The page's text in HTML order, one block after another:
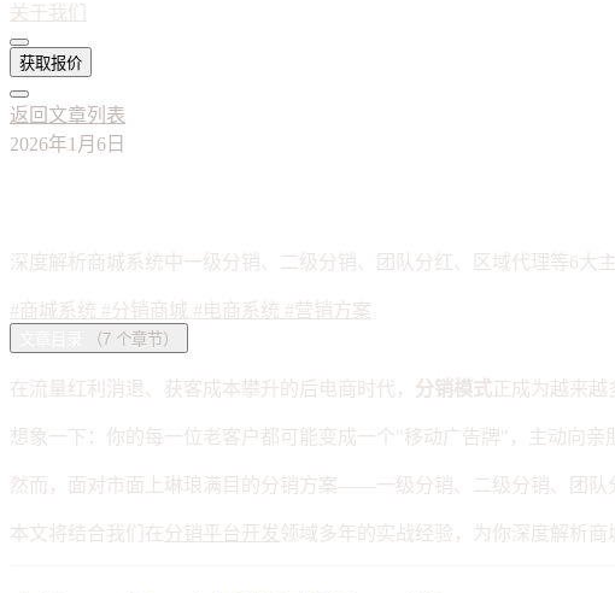
关于我们
获取报价
返回文章列表
2026年1月6日
深度解析商城系统中一级分销、二级分销、团队分红、区域代理等6大
#商城系统 #分销商城 #电商系统 #营销方案
（7 个章节）
在流量红利消退、获客成本攀升的后电商时代， 分销模式正成为越来越
想象一下：你的每一位老客户都可能变成一个"移动广告牌"，主动向
然而，面对市面上琳琅满目的分销方案——一级分销、二级分销、团
本文将结合我们在分销平台开发领域多年的实战经验，为你深度解析商